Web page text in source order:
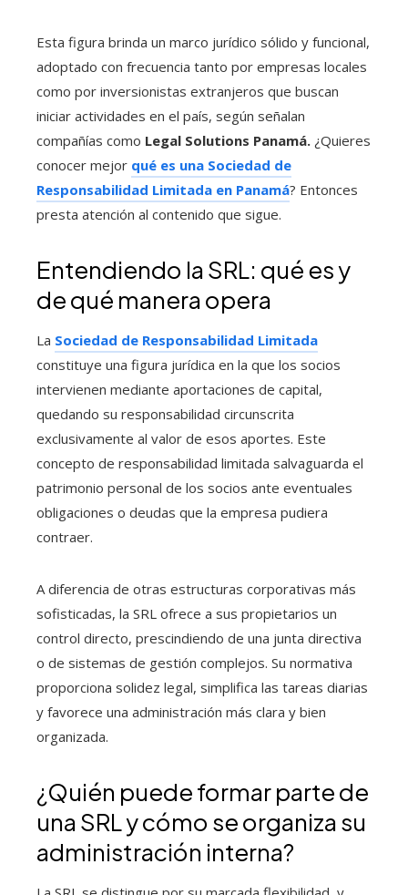
Esta figura brinda un marco jurídico sólido y funcional,
adoptado con frecuencia tanto por empresas locales
como por inversionistas extranjeros que buscan
iniciar actividades en el país, según señalan
compañías como Legal Solutions Panamá. ¿Quieres
conocer mejor qué es una Sociedad de
Responsabilidad Limitada en Panamá? Entonces
presta atención al contenido que sigue.
Entendiendo la SRL: qué es y
de qué manera opera
La Sociedad de Responsabilidad Limitada
constituye una figura jurídica en la que los socios
intervienen mediante aportaciones de capital,
quedando su responsabilidad circunscrita
exclusivamente al valor de esos aportes. Este
concepto de responsabilidad limitada salvaguarda el
patrimonio personal de los socios ante eventuales
obligaciones o deudas que la empresa pudiera
contraer.
A diferencia de otras estructuras corporativas más
sofisticadas, la SRL ofrece a sus propietarios un
control directo, prescindiendo de una junta directiva
o de sistemas de gestión complejos. Su normativa
proporciona solidez legal, simplifica las tareas diarias
y favorece una administración más clara y bien
organizada.
¿Quién puede formar parte de
una SRL y cómo se organiza su
administración interna?